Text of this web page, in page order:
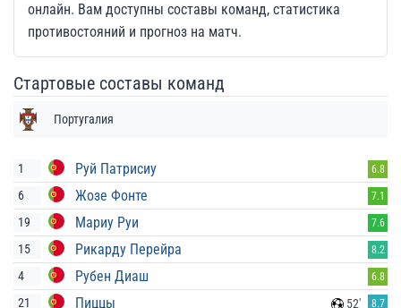
онлайн. Вам доступны составы команд, статистика
противостояний и прогноз на матч.
Стартовые составы команд
Португалия
1 Руй Патрисиу 6.8
6 Жозе Фонте 7.1
19 Мариу Руи 7.6
15 Рикарду Перейра 8.2
4 Рубен Диаш 6.8
21 Пиццы 52' 8.7